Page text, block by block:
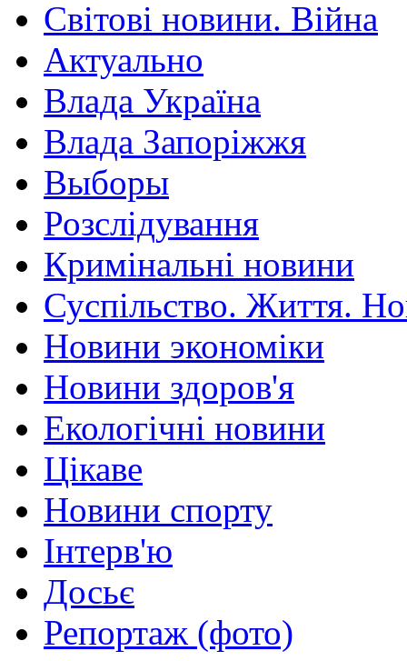
Світові новини. Війна
Актуально
Влада Україна
Влада Запоріжжя
Выборы
Розслідування
Кримінальні новини
Суспільство. Життя.
Новини экономіки
Новини здоров'я
Екологічні новини
Цікаве
Новини спорту
Інтерв'ю
Досьє
Репортаж (фото)